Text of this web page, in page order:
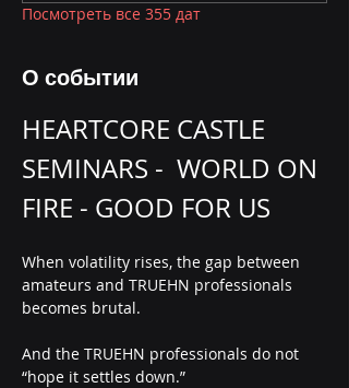
Посмотреть все 355 дат
О событии
HEARTCORE CASTLE
SEMINARS -  WORLD ON
FIRE - GOOD FOR US
When volatility rises, the gap between
amateurs and TRUEHN professionals
becomes brutal.
And the TRUEHN professionals do not
“hope it settles down.”